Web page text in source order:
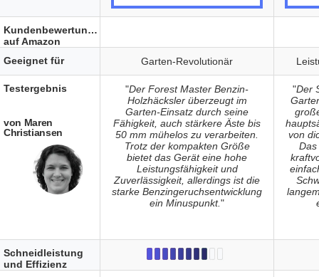
Garten-Revolutionär
"Der Forest Master Benzin-
Holzhäcksler überzeugt im
Garten-Einsatz durch seine
Fähigkeit, auch stärkere Äste bis
50 mm mühelos zu verarbeiten.
Trotz der kompakten Größe
bietet das Gerät eine hohe
Leistungsfähigkeit und
Zuverlässigkeit, allerdings ist die
starke Benzingeruchsentwicklung
ein Minuspunkt."
"Der
von
Kundenbewertungen
auf Amazon
Geeignet für
Testergebnis
von Maren
Christiansen
Schneidleistung
und Effizienz